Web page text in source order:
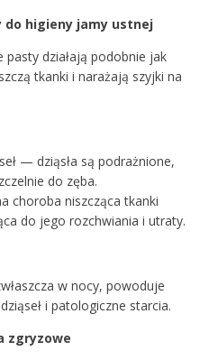
do higieny jamy ustnej
działają podobnie jak
tkanki i narażają szyjki na
— dziąsła są podrażnione,
do zęba.
choroba niszcząca tkanki
do jego rozchwiania i utraty.
w nocy, powoduje
i patologiczne starcia.
zgryzowe